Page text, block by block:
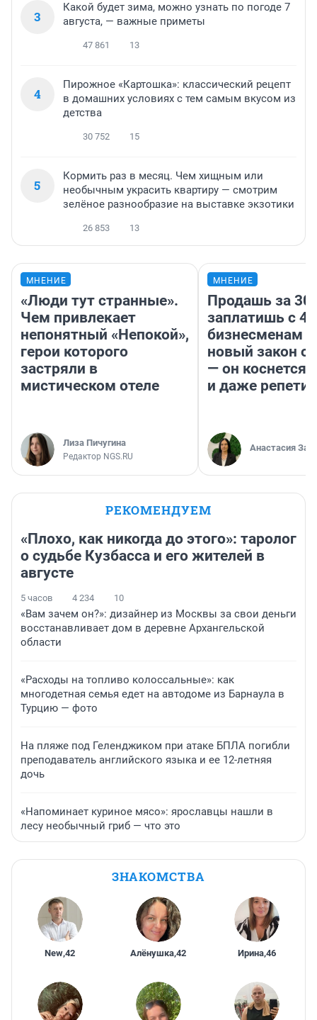
3
Какой будет зима, можно узнать по погоде 7
августа, — важные приметы
47 861 13
4
Пирожное «Картошка»: классический рецепт
в домашних условиях с тем самым вкусом из
детства
30 752 15
5
Кормить раз в месяц. Чем хищным или
необычным украсить квартиру — смотрим
зелёное разнообразие на выставке экзотики
26 853 13
МНЕНИЕ
«Люди тут странные».
Чем привлекает
непонятный «Непокой»,
герои которого
застряли в
мистическом отеле
Лиза Пичугина
Редактор NGS.RU
МНЕНИЕ
Продашь за
заплатишь с
бизнесменам
новый закон о
— он коснется
и даже
Анастасия
РЕКОМЕНДУЕМ
«Плохо, как никогда до этого»: таролог
о судьбе Кузбасса и его жителей в
августе
5 часов 4 234 10
«Вам зачем он?»: дизайнер из Москвы за свои деньги
восстанавливает дом в деревне Архангельской
области
«Расходы на топливо колоссальные»: как
многодетная семья едет на автодоме из Барнаула в
Турцию — фото
На пляже под Геленджиком при атаке БПЛА погибли
преподаватель английского языка и ее 12-летняя
дочь
«Напоминает куриное мясо»: ярославцы нашли в
лесу необычный гриб — что это
ЗНАКОМСТВА
New,42 Алёнушка,42 Ирина,46